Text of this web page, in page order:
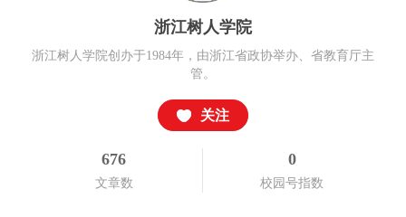
浙江树人学院
浙江树人学院创办于1984年，由浙江省政协举办、省教育厅主
管。
关注
676
文章数
0
校园号指数